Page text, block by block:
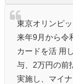
東京オリンピ
来年9月から令
カードを活 用
与、2万円の前
実施し、マイ